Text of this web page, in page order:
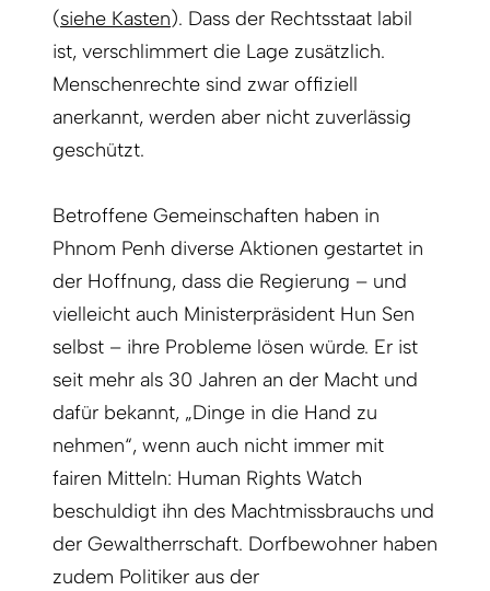
(siehe Kasten). Dass der Rechtsstaat labil
ist, verschlimmert die Lage zusätzlich.
Menschenrechte sind zwar offiziell
anerkannt, werden aber nicht zuverlässig
geschützt.
Betroffene Gemeinschaften haben in
Phnom Penh diverse Aktionen gestartet in
der Hoffnung, dass die Regierung – und
vielleicht auch Ministerpräsident Hun Sen
selbst – ihre Probleme lösen würde. Er ist
seit mehr als 30 Jahren an der Macht und
dafür bekannt, „Dinge in die Hand zu
nehmen“, wenn auch nicht immer mit
fairen Mitteln: Human Rights Watch
beschuldigt ihn des Machtmissbrauchs und
der Gewaltherrschaft. Dorfbewohner haben
zudem Politiker aus der